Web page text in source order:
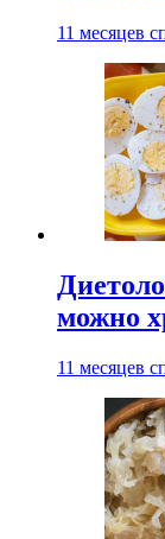
11 месяцев
можно
11 месяцев